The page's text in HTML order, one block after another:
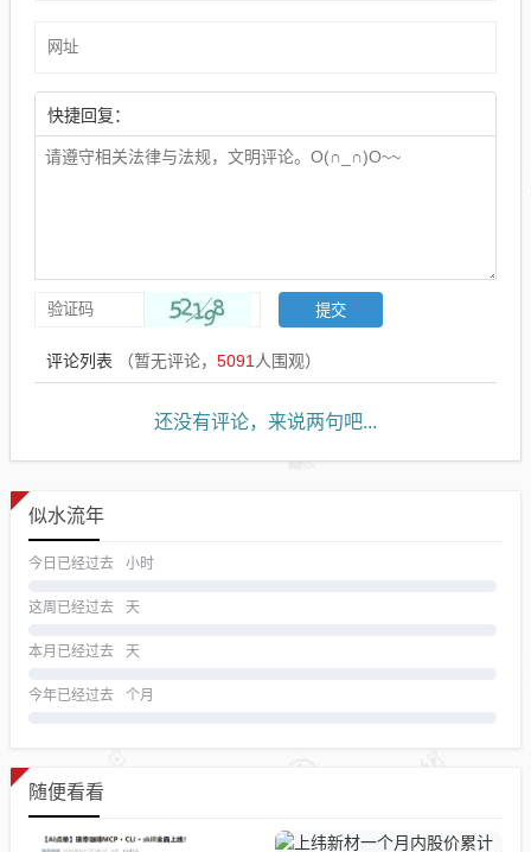
快捷回复：
评论列表 （暂无评论， 5091 人围观）
还没有评论，来说两句吧...
似水流年
今日已经过去 小时
这周已经过去 天
本月已经过去 天
今年已经过去 个月
随便看看